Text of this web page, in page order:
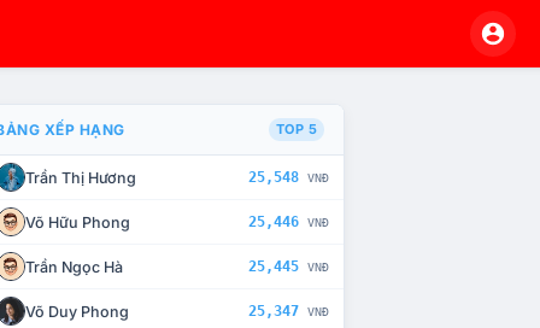
CHẾ TÀI XỬ LÝ VI PHẠM
XẾP HẠNG TOP 5
Trần Thị Hương 25,548 VNĐ
Võ Hữu Phong 25,446 VNĐ
Trần Ngọc Hà 25,445 VNĐ
Võ Duy Phong 25,347 VNĐ